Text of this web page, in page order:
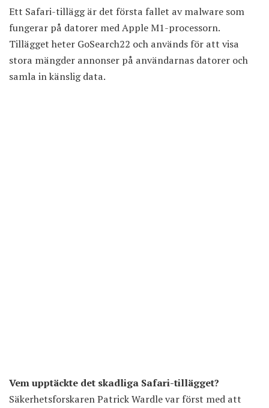
Ett Safari-tillägg är det första fallet av malware som
fungerar på datorer med Apple M1-processorn.
Tillägget heter GoSearch22 och används för att visa
stora mängder annonser på användarnas datorer och
samla in känslig data.
Vem upptäckte det skadliga Safari-tillägget?
Säkerhetsforskaren Patrick Wardle var först med att